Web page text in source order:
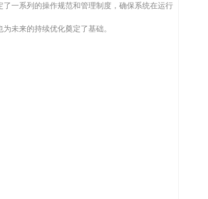
一系列的操作规范和管理制度，确保系统在运行
未来的持续优化奠定了基础。